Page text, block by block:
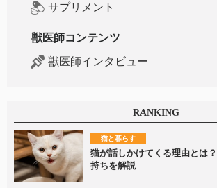
サプリメント
獣医師コンテンツ
獣医師インタビュー
RANKING
猫と暮らす
猫が話しかけてくる理由とは
持ちを解説